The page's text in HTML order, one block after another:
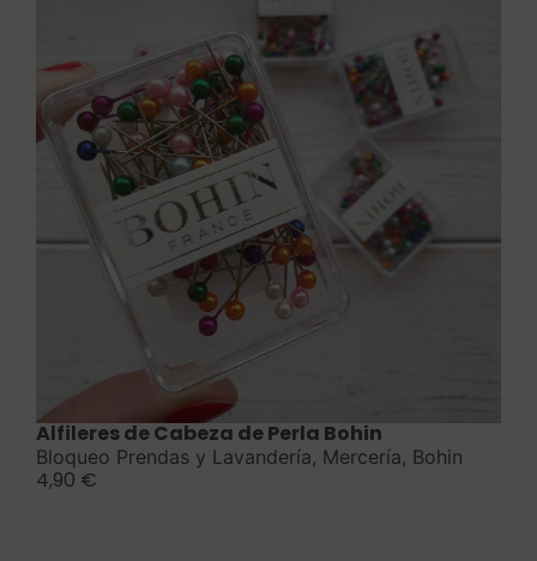
Saber más
Alfileres de Cabeza de Perla Bohin
Bloqueo Prendas y Lavandería, Mercería, Bohin
4,90 €